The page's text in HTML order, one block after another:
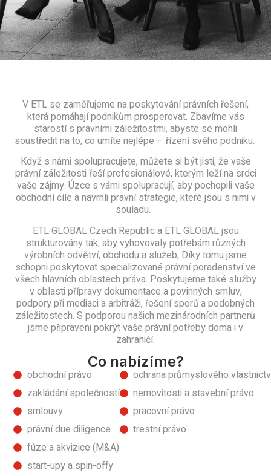
V ETL se zaměřujeme na poskytování právních řešení,
která pomáhají podnikům prosperovat. Zbavíme vás
starostí s právními záležitostmi, abyste se mohli
soustředit na to, co umíte nejlépe – řízení svého podniku.
Když s námi spolupracujete, můžete si být jisti, že vaše
právní záležitosti řeší profesionálové, kterým leží na srdci
vaše zájmy. Úzce s vámi spolupracují, aby pochopili vaše
obchodní cíle a navrhli právní strategie, které jsou s nimi v
souladu.
ETL GLOBAL Czech Republic a ETL GLOBAL jsou
strukturovány tak, aby vyhovovaly potřebám různých
výrobních odvětví, obchodu a služeb, Díky tomu jsme
schopni poskytovat specializované právní poradenství ve
všech hlavních oblastech práva. Poskytujeme také služby
v oblasti přípravy dokumentace a povinných smluv,
podpory při mediaci a arbitráži, řešení sporů a podobných
záležitostech. S podporou našich mezinárodních partnerů
jsme připraveni pokrýt vaše právní potřeby doma i v
zahraničí.
Co nabízíme?
obchodní právo
zakládání společností
smlouvy
právní due diligence
fúze a akvizice (M&A)
start-upy a spin-offy
ochrana průmyslového
nemovitosti a stavební právo
pracovní právo
trestní právo